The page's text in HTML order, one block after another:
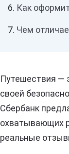
Как
Чем
Путешествия —
своей
Сбербанк
охватывающих
реальные